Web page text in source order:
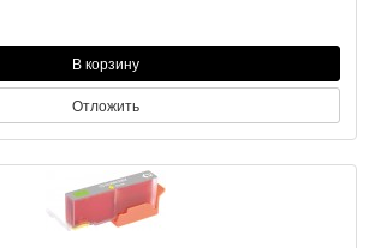
В корзину
Отложить